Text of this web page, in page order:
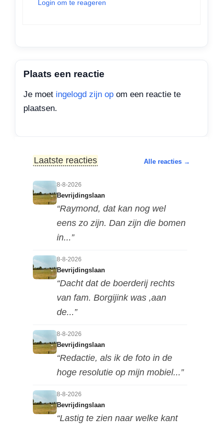
Login om te reageren
Plaats een reactie
Je moet ingelogd zijn op om een reactie te
plaatsen.
Laatste reacties Alle reacties →
8-8-2026
Bevrijdingslaan
“Raymond, dat kan nog wel
eens zo zijn. Dan zijn die bomen
in...”
8-8-2026
Bevrijdingslaan
“Dacht dat de boerderij rechts
van fam. Borgijink was ,aan
de...”
8-8-2026
Bevrijdingslaan
“Redactie, als ik de foto in de
hoge resolutie op mijn mobiel...”
8-8-2026
Bevrijdingslaan
“Lastig te zien naar welke kant